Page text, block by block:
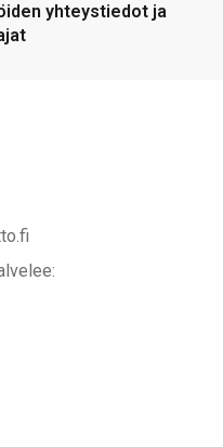
yhteystiedot ja